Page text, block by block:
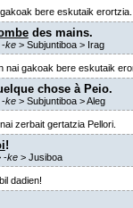
bere eskutaik erortzia.
des mains.
-ke> Subjuntiboa > Irag
nai gakoak bere eskutaik
chose à Peio.
-ke> Subjuntiboa >Aleg
zerbait gertatzia Pellori.
!
-ke> Jusiboa
dadien!